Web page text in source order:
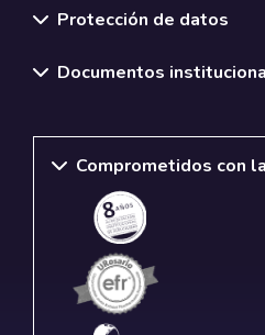
Protección de datos
Documentos
Comprometidos con